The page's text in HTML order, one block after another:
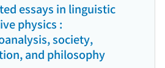
essays in linguistic
physics :
society,
and philosophy